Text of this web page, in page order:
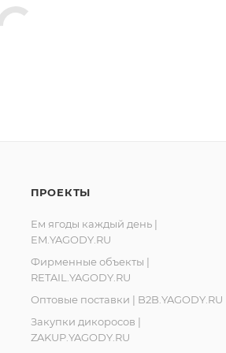
ПРОЕКТЫ
Ем ягоды каждый день |
EM.YAGODY.RU
Фирменные объекты |
RETAIL.YAGODY.RU
Оптовые поставки | B2B.YAGODY.RU
Закупки дикоросов |
ZAKUP.YAGODY.RU